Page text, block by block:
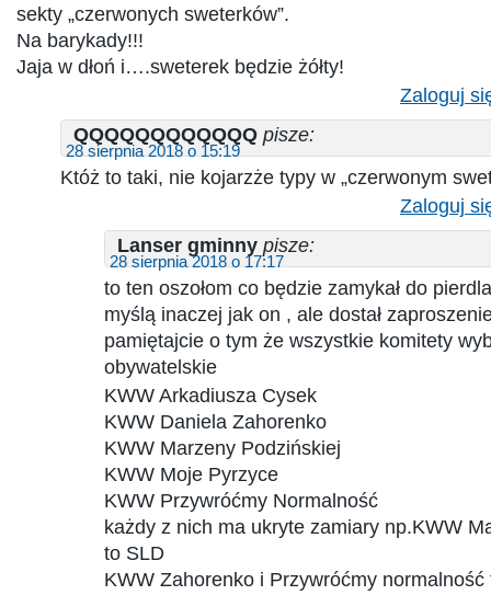
sekty „czerwonych sweterków”.
Na barykady!!!
Jaja w dłoń i….sweterek będzie żółty!
Zaloguj
QQQQQQQQQQQQ pisze:
28 sierpnia 2018 o 15:19
Któż to taki, nie kojarzże typy w „czerwonym
Zaloguj
Lanser gminny pisze:
28 sierpnia 2018 o 17:17
to ten oszołom co będzie zamykał do
myślą inaczej jak on , ale dostał
pamiętajcie o tym że wszystkie komitety
obywatelskie
KWW Arkadiusza Cysek
KWW Daniela Zahorenko
KWW Marzeny Podzińskiej
KWW Moje Pyrzyce
KWW Przywróćmy Normalność
każdy z nich ma ukryte zamiary np.KWW
to SLD
KWW Zahorenko i Przywróćmy normalność